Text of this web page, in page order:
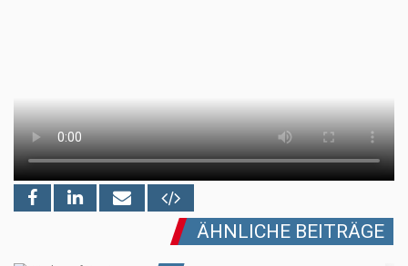
ÄHNLICHE BEITRÄGE